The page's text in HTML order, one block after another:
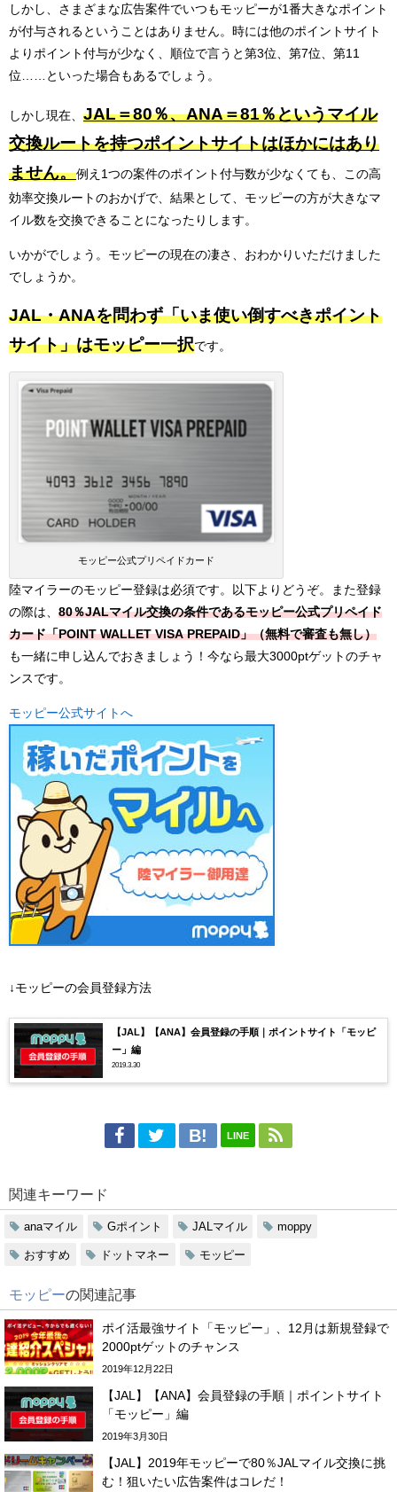
しかし、さまざまな広告案件でいつもモッピーが1番大きなポイント
が付与されるということはありません。時には他のポイントサイト
よりポイント付与が少なく、順位で言うと第3位、第7位、第11
位……といった場合もあるでしょう。
しかし現在、 JAL＝80％、ANA＝81％というマイル
交換ルートを持つポイントサイトはほかにはあり
ません。例え1つの案件のポイント付与数が少なくても、この高
効率交換ルートのおかげで、結果として、モッピーの方が大きなマ
イル数を交換できることになったりします。
いかがでしょう。モッピーの現在の凄さ、おわかりいただけました
でしょうか。
JAL・ANAを問わず「いま使い倒すべきポイント
サイト」はモッピー一択です。
モッピー公式プリペイドカード
陸マイラーのモッピー登録は必須です。以下よりどうぞ。また登録
の際は、 80％JALマイル交換の条件であるモッピー公式プリペイド
カード「POINT WALLET VISA PREPAID」（無料で審査も無し）
も一緒に申し込んでおきましょう！今なら最大3000ptゲットのチャ
ンスです。
モッピー公式サイトへ
↓モッピーの会員登録方法
【JAL】【ANA】会員登録の手順｜ポイントサイト「モッピ
ー」編
2019.3.30
LINE
関連キーワード
anaマイル Gポイント JALマイル moppy
おすすめ ドットマネー モッピー
モッピーの関連記事
ポイ活最強サイト「モッピー」、12月は新規登録で
2000ptゲットのチャンス
2019年12月22日
【JAL】【ANA】会員登録の手順｜ポイントサイト
「モッピー」編
2019年3月30日
【JAL】2019年モッピーで80％JALマイル交換に挑
む！狙いたい広告案件はコレだ！